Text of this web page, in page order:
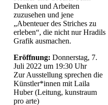
Denken und Arbeiten
zuzusehen und jene
„Abenteuer des Striches zu
erleben“, die nicht nur Hradils
Grafik ausmachen.
Eröffnung: Donnerstag, 7.
Juli 2022 um 19:30 Uhr
Zur Ausstellung sprechen die
Künstler*innen mit Laila
Huber (Leitung, kunstraum
pro arte)